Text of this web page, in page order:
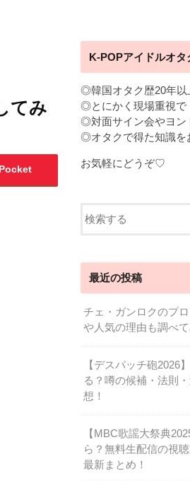
てみ
Pocket
K-POPアイドルオタ
◎韓国オタク歴20年以
◎とにかく現場重視で
◎対面サイン会やヨン
◎オタクで得た知識を
お気軽にどうぞ♡
最近の投稿
チェ・ガンロクのプ
や人気の理由も調べて
【デスパッチ砲2026
る？噂の候補・法則
想！
【MBC歌謡大祭典
ら？無料生配信の視
最新まとめ！